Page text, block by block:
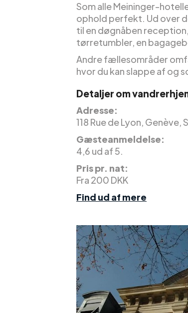
Som alle Meininger-
ophold perfekt. Ud over
til en døgnåben
tørretumbler, en
Andre fællesområder
hvor du kan slappe af og
Detaljer om
Adresse:
118 Rue de Lyon, Genève,
Gæsteanmeldelse:
4,6 ud af 5.
Pris pr. nat:
Fra 200 DKK
Find ud af mere